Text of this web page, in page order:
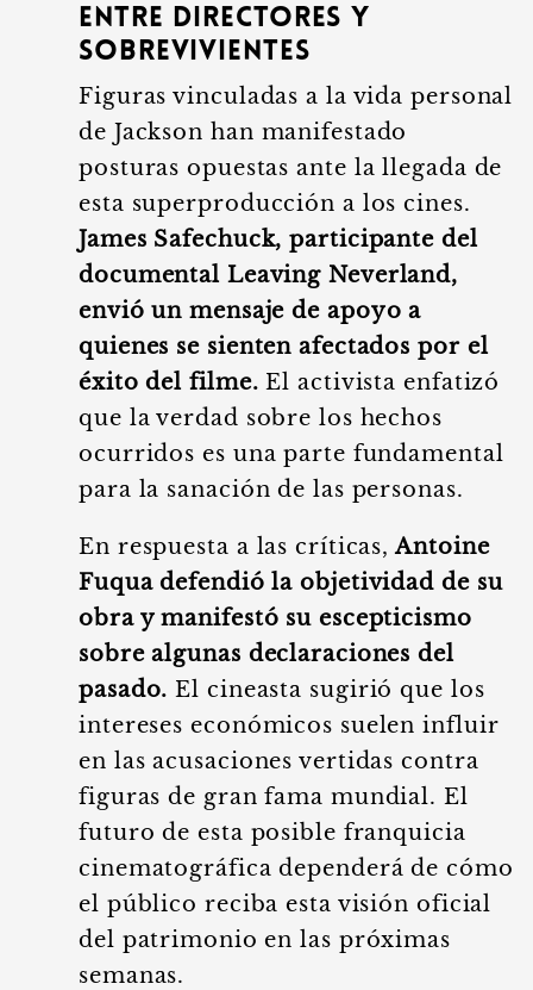
entre directores y
sobrevivientes
Figuras vinculadas a la vida personal
de Jackson han manifestado
posturas opuestas ante la llegada de
esta superproducción a los cines.
James Safechuck, participante del
documental Leaving Neverland,
envió un mensaje de apoyo a
quienes se sienten afectados por el
éxito del filme. El activista enfatizó
que la verdad sobre los hechos
ocurridos es una parte fundamental
para la sanación de las personas.
En respuesta a las críticas, Antoine
Fuqua defendió la objetividad de su
obra y manifestó su escepticismo
sobre algunas declaraciones del
pasado. El cineasta sugirió que los
intereses económicos suelen influir
en las acusaciones vertidas contra
figuras de gran fama mundial. El
futuro de esta posible franquicia
cinematográfica dependerá de cómo
el público reciba esta visión oficial
del patrimonio en las próximas
semanas.